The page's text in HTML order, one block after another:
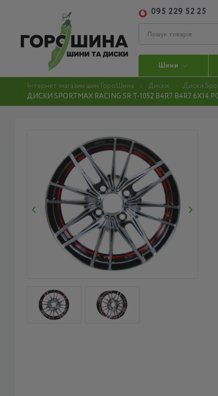
095 229 52 25
Шини
Інтернет-магазин шин ГороШина Диски Диски
ДИСКИ SPORTMAX RACING SR T-1052 B4R7 B4R7 6X14